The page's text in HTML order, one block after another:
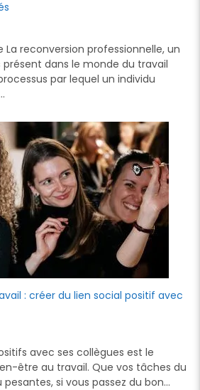
reconversion professionnelle, un
dans le monde du travail
par lequel un individu
: créer du lien social positif avec
avec ses collègues est le
être au travail. Que vos tâches du
si vous passez du bon…